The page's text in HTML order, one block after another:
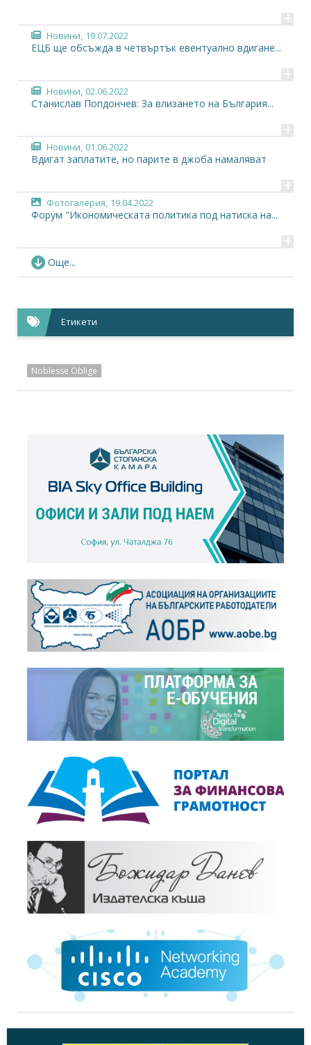
+
Новини, 19.07.2022
ЕЦБ ще обсъжда в четвъртък евентуално вдигане...
+
Новини, 02.06.2022
Станислав Попдончев: За влизането на България...
+
Новини, 01.06.2022
Вдигат заплатите, но парите в джоба намаляват
+
Фотогалерия, 19.04.2022
Форум "Икономическата политика под натиска на...
+
Новини,
Форум "Икономическата политика под натиска на...
Събития,
Хибриден форум „Икономическата политика под...
Още...
Етикети
Noblesse Oblige